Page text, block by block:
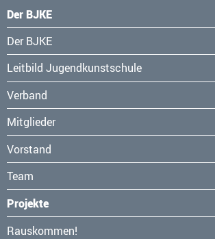
Der BJKE
Navigation
überspringen
Der BJKE
Leitbild Jugendkunstschule
Verband
Mitglieder
Vorstand
Team
Projekte
Navigation
Rauskommen!